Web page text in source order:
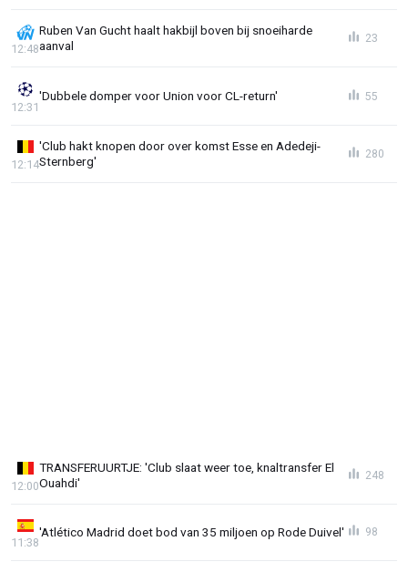
Ruben Van Gucht haalt hakbijl boven bij snoeiharde
aanval
12:48
23
'Dubbele domper voor Union voor CL-return'
12:31
55
'Club hakt knopen door over komst Esse en Adedeji-
Sternberg'
12:14
280
TRANSFERUURTJE: 'Club slaat weer toe, knaltransfer El
Ouahdi'
12:00
248
'Atlético Madrid doet bod van 35 miljoen op Rode Duivel'
11:38
98